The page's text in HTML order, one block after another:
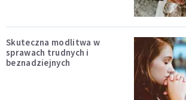
Skuteczna modlitwa w
sprawach trudnych i
beznadziejnych